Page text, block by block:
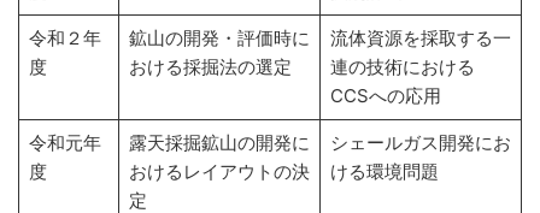
令和２年
度
鉱山の開発・評価時に
おける採掘法の選定
流体資源を採取する一
連の技術における
CCSへの応用
令和元年
度
露天採掘鉱山の開発に
おけるレイアウトの決
定
シェールガス開発にお
ける環境問題